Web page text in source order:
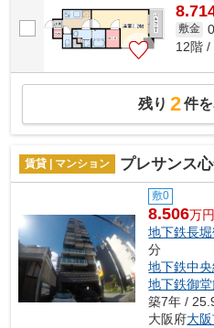
敷金
12階 /
残り 2件
賃貸 | マンション プレサンス
敷0
8.506万
地下鉄長
分
地下鉄中央
地下鉄御
築7年 /
大阪府大